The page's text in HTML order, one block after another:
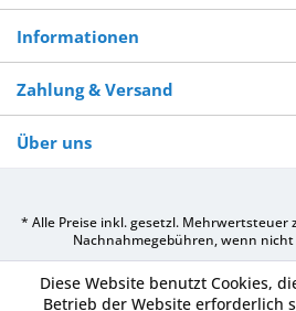
Informationen
Zahlung & Versand
Über uns
* Alle Preise inkl. gesetzl. Mehrwertsteuer
Nachnahmegebühren, wenn
Diese Website benutzt Cookies,
Betrieb der Website erforderlich